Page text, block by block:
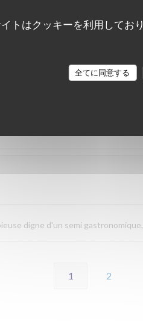
トはクッキーを利用してお
全てに同意する
digne d'un semi
1 2